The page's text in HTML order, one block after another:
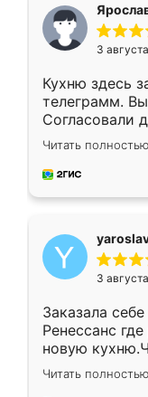
3
Кухню здесь
телеграмм.
Согласовали
недели кухня
довольны
мебель за
Читать полностью
3
Заказала
Ренессанс
новую
вполне
два года,
Читать полностью